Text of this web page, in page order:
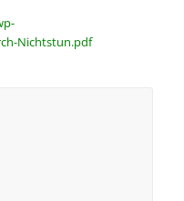
Nichtstun.pdf